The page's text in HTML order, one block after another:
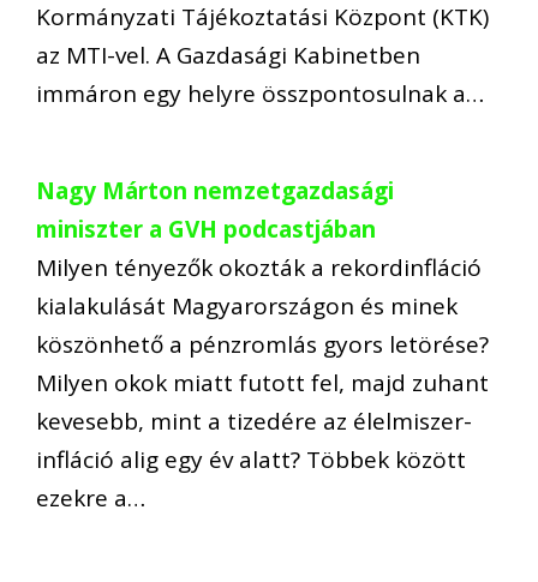
Kormányzati Tájékoztatási Központ (KTK)
az MTI-vel. A Gazdasági Kabinetben
immáron egy helyre összpontosulnak a…
Nagy Márton nemzetgazdasági
miniszter a GVH podcastjában
Milyen tényezők okozták a rekordinfláció
kialakulását Magyarországon és minek
köszönhető a pénzromlás gyors letörése?
Milyen okok miatt futott fel, majd zuhant
kevesebb, mint a tizedére az élelmiszer-
infláció alig egy év alatt? Többek között
ezekre a…